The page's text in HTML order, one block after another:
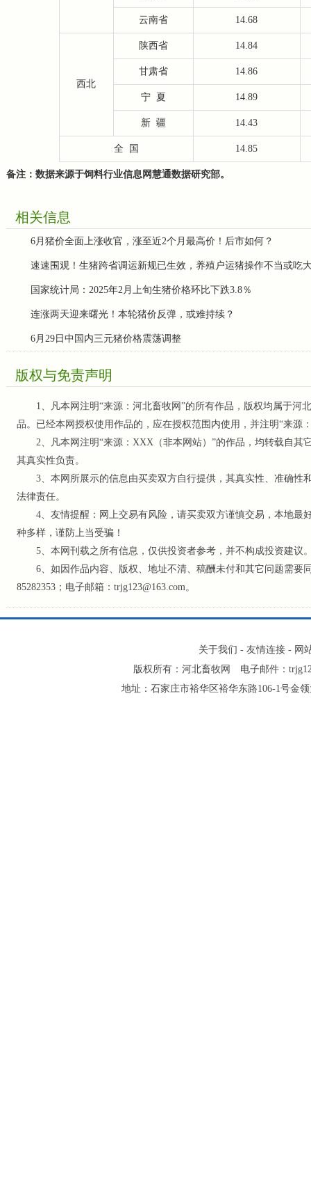
云南省 14.68
西北
陕西省 14.84
甘肃省 14.86
宁 夏 14.89
新 疆 14.43
全 国 14.85
备注：数据来源于饲料行业信息网慧通数据研究部。
相关信息
6月猪价全面上涨收官，涨至近2个月最高价！后市如何？
速速围观！生猪跨省调运新规已生效，养殖户运猪操作不当或吃
国家统计局：2025年2月上旬生猪价格环比下跌3.8％
连涨两天迎来曙光！本轮猪价反弹，或难持续？
6月29日中国内三元猪价格震荡调整
版权与免责声明
1、凡本网注明“来源：河北畜牧网”的所有作品，版权均属于河
品。已经本网授权使用作品的，应在授权范围内使用，并注明“来源
2、凡本网注明“来源：XXX（非本网站）”的作品，均转载自其
其真实性负责。
3、本网所展示的信息由买卖双方自行提供，其真实性、准确性
法律责任。
4、友情提醒：网上交易有风险，请买卖双方谨慎交易，本地最
种多样，谨防上当受骗！
5、本网刊载之所有信息，仅供投资者参考 ，并不构成投资建议
6、如因作品内容、版权、地址不清、稿酬未付和其它问题需要
85282353；电子邮箱：trjg123@163.com。
关于我们 - 友情连接 - 网
版权所有：河北畜牧网 电子邮件：
地址：石家庄市裕华区裕华东路106-1号金领